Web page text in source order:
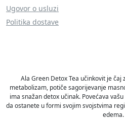
Ugovor o usluzi
Politika dostave
Ala Green Detox Tea učinkovit je
metabolizam, potiče sagorijevanje
ima snažan detox učinak. Povećava
da ostanete u formi svojim svojstvima
edema.